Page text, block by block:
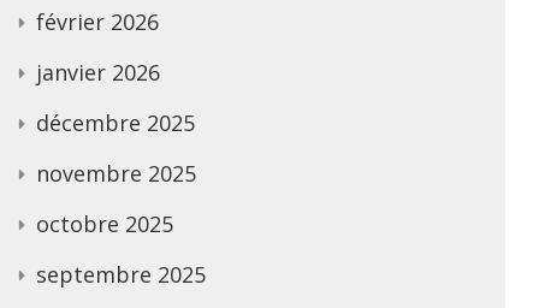
février 2026
janvier 2026
décembre 2025
novembre 2025
octobre 2025
septembre 2025